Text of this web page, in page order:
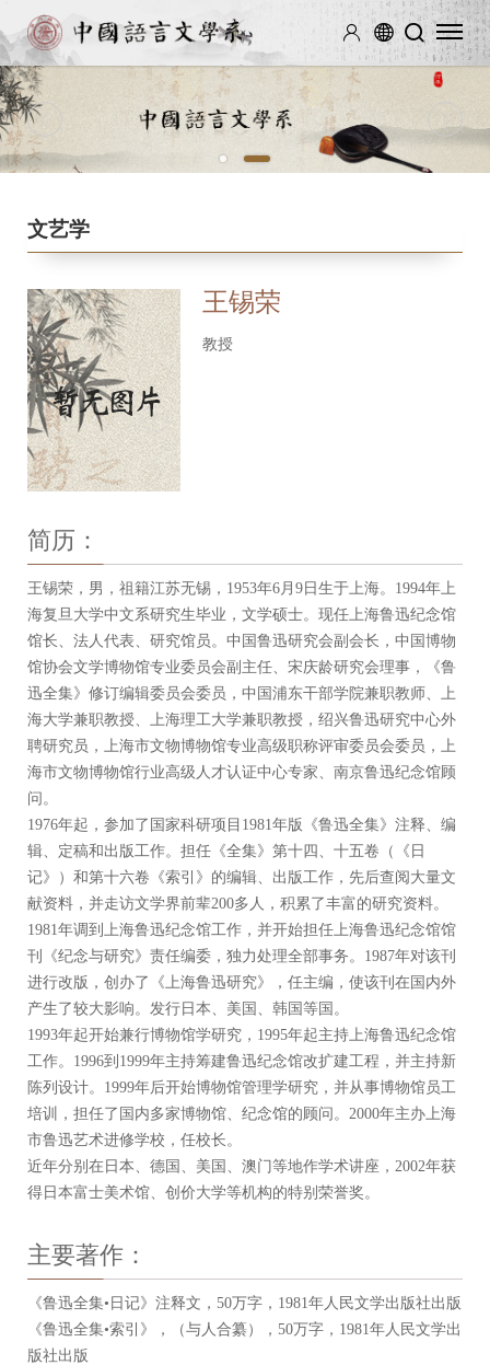
文艺学
王锡荣
教授
简历：
王锡荣，男，祖籍江苏无锡，1953年6月9日生于上海。1994年上
海复旦大学中文系研究生毕业，文学硕士。现任上海鲁迅纪念馆
馆长、法人代表、研究馆员。中国鲁迅研究会副会长，中国博物
馆协会文学博物馆专业委员会副主任、宋庆龄研究会理事，《鲁
迅全集》修订编辑委员会委员，中国浦东干部学院兼职教师、上
海大学兼职教授、上海理工大学兼职教授，绍兴鲁迅研究中心外
聘研究员，上海市文物博物馆专业高级职称评审委员会委员，上
海市文物博物馆行业高级人才认证中心专家、南京鲁迅纪念馆顾
问。
1976年起，参加了国家科研项目1981年版《鲁迅全集》注释、编
辑、定稿和出版工作。担任《全集》第十四、十五卷（《日
记》）和第十六卷《索引》的编辑、出版工作，先后查阅大量文
献资料，并走访文学界前辈200多人，积累了丰富的研究资料。
1981年调到上海鲁迅纪念馆工作，并开始担任上海鲁迅纪念馆馆
刊《纪念与研究》责任编委，独力处理全部事务。1987年对该刊
进行改版，创办了《上海鲁迅研究》，任主编，使该刊在国内外
产生了较大影响。发行日本、美国、韩国等国。
1993年起开始兼行博物馆学研究，1995年起主持上海鲁迅纪念馆
工作。1996到1999年主持筹建鲁迅纪念馆改扩建工程，并主持新
陈列设计。1999年后开始博物馆管理学研究，并从事博物馆员工
培训，担任了国内多家博物馆、纪念馆的顾问。2000年主办上海
市鲁迅艺术进修学校，任校长。
近年分别在日本、德国、美国、澳门等地作学术讲座，2002年获
得日本富士美术馆、创价大学等机构的特别荣誉奖。
主要著作：
《鲁迅全集•日记》注释文，50万字，1981年人民文学出版社出版
《鲁迅全集•索引》，（与人合纂），50万字，1981年人民文学出
版社出版